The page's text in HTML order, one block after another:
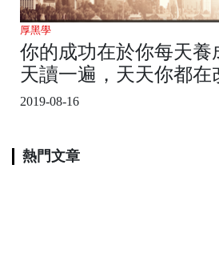
厚黑學
你的成功在於你每天養
天讀一遍，天天你都在
2019-08-16
熱門文章